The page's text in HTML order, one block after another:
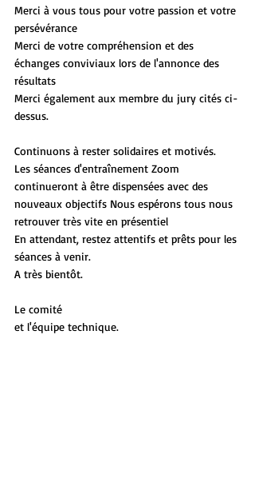
Merci à vous tous pour votre passion et votre
persévérance
Merci de votre compréhension et des
échanges conviviaux lors de l'annonce des
résultats
Merci également aux membre du jury cités ci-
dessus.
Continuons à rester solidaires et motivés.
Les séances d'entraînement Zoom
continueront à être dispensées avec des
nouveaux objectifs Nous espérons tous nous
retrouver très vite en présentiel
En attendant, restez attentifs et prêts pour les
séances à venir.
A très bientôt.
Le comité
et l'équipe technique.